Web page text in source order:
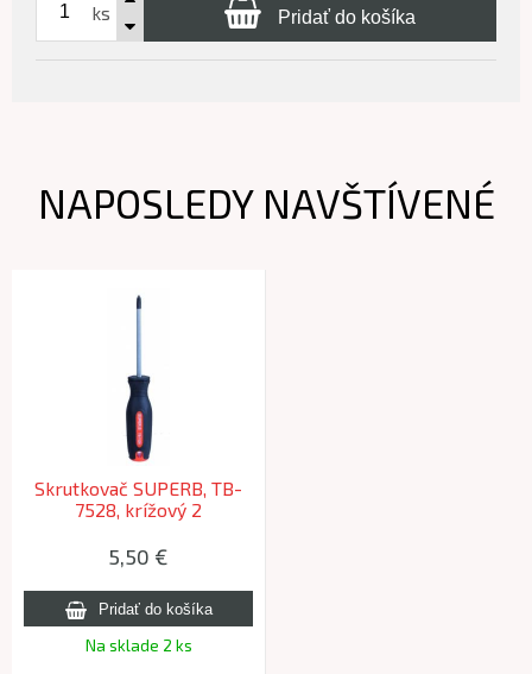
ks Pridať do košíka
NAPOSLEDY NAVŠTÍVENÉ
Skrutkovač SUPERB, TB-
7528, krížový 2
5,50 €
Na sklade 2 ks